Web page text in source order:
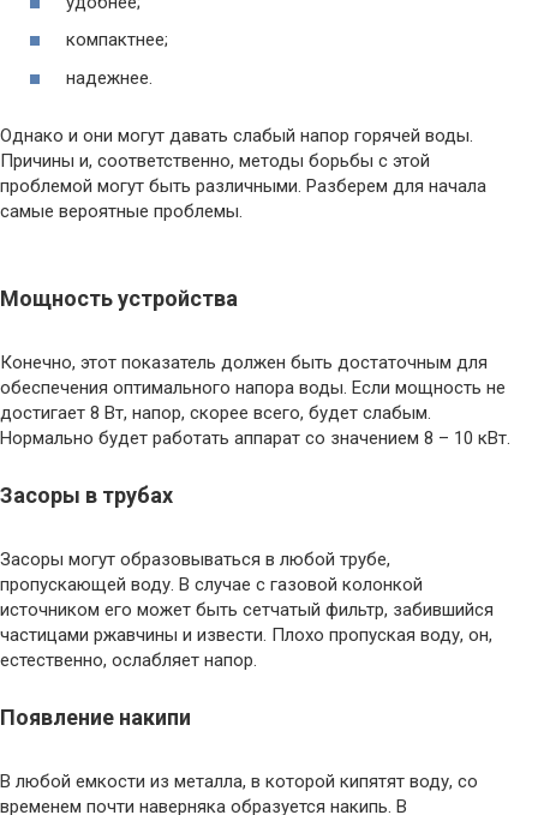
компактнее;
надежнее.
Однако и они могут давать слабый напор горячей воды.
Причины и, соответственно, методы борьбы с этой
проблемой могут быть различными. Разберем для начала
самые вероятные проблемы.
Мощность устройства
Конечно, этот показатель должен быть достаточным для
обеспечения оптимального напора воды. Если мощность не
достигает 8 Вт, напор, скорее всего, будет слабым.
Нормально будет работать аппарат со значением 8 – 10 кВт.
Засоры в трубах
Засоры могут образовываться в любой трубе,
пропускающей воду. В случае с газовой колонкой
источником его может быть сетчатый фильтр, забившийся
частицами ржавчины и извести. Плохо пропуская воду, он,
естественно, ослабляет напор.
Появление накипи
В любой емкости из металла, в которой кипятят воду, со
временем почти наверняка образуется накипь. В